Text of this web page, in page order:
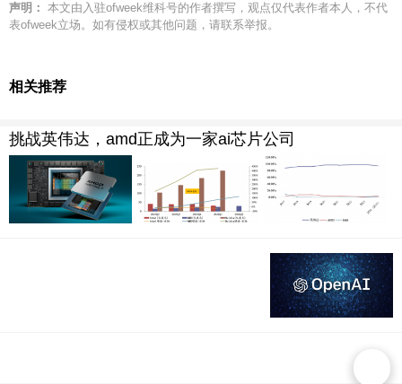
声明： 本文由入驻ofweek维科号的作者撰写，观点仅代表作者本人，不代
表ofweek立场。如有侵权或其他问题，请联系举报。
相关推荐
挑战英伟达，amd正成为一家ai芯片公司